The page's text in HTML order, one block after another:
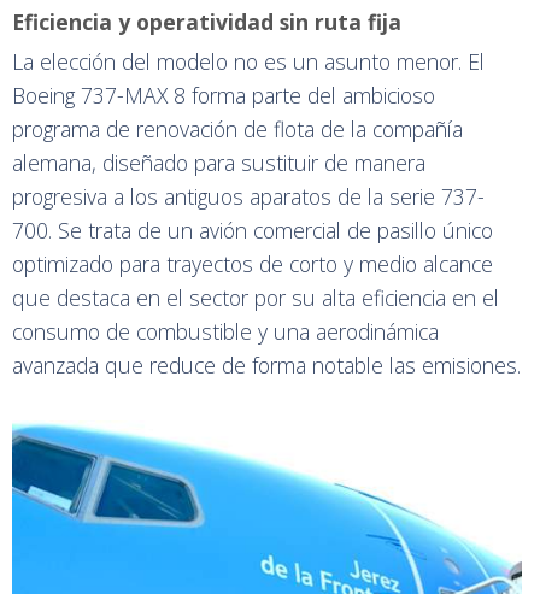
Eficiencia y operatividad sin ruta fija
La elección del modelo no es un asunto menor. El
Boeing 737-MAX 8 forma parte del ambicioso
programa de renovación de flota de la compañía
alemana, diseñado para sustituir de manera
progresiva a los antiguos aparatos de la serie 737-
700. Se trata de un avión comercial de pasillo único
optimizado para trayectos de corto y medio alcance
que destaca en el sector por su alta eficiencia en el
consumo de combustible y una aerodinámica
avanzada que reduce de forma notable las emisiones.